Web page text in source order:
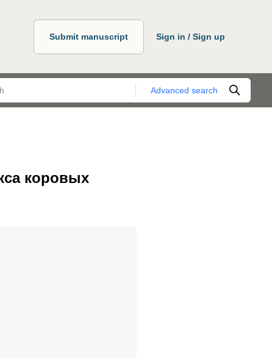
Submit manuscript Sign in / Sign up
Advanced search
коровых